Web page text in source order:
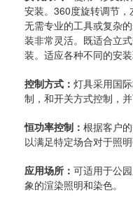
安装。360度旋转调节，
无需专业的工具或复杂
装非常灵活。既适合立
装。适应各种不同的安装
控制方式： 灯具采用国
制，和开关方式控制，
恒功率控制： 根据客户
以满足特定场合对于照明
应用场所： 可适用于公
象的渲染照明和染色。